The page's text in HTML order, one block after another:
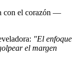
con el corazón —
"El enfoque
el margen